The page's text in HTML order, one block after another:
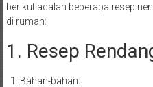
berikut adalah beberapa resep
di rumah:
1. Resep
Bahan-bahan: